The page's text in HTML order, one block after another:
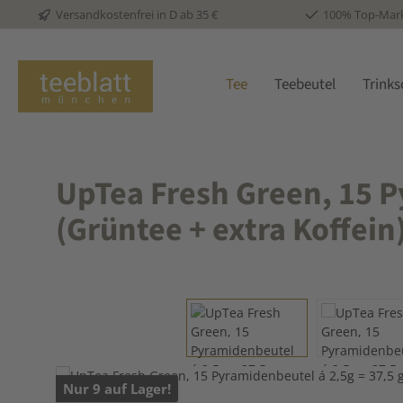
Hauptinhalt springen
Zur Suche springen
Zur Hauptnavigation springen
Versandkostenfrei in D ab 35 € 100% Top-
Tee Teebeutel
UpTea Fresh Green, 15
(Grüntee + extra
Bildergalerie überspringen
Nur 9 auf Lager!